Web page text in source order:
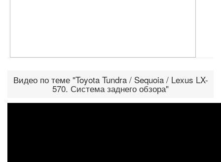
Видео по теме "Toyota Tundra / Sequoia / Lexus LX-
570. Система заднего обзора"